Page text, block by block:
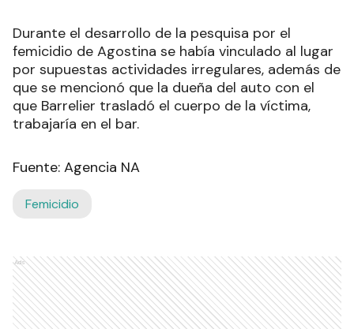
Durante el desarrollo de la pesquisa por el
femicidio de Agostina se había vinculado al lugar
por supuestas actividades irregulares, además de
que se mencionó que la dueña del auto con el
que Barrelier trasladó el cuerpo de la víctima,
trabajaría en el bar.
Fuente: Agencia NA
Femicidio
Ads